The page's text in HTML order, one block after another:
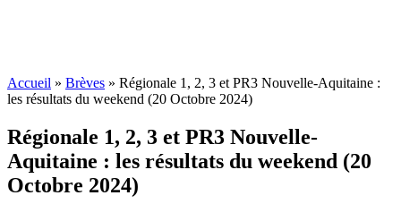
Accueil » Brèves » Régionale 1, 2, 3 et PR3 Nouvelle-Aquitaine :
les résultats du weekend (20 Octobre 2024)
Régionale 1, 2, 3 et PR3 Nouvelle-
Aquitaine : les résultats du weekend (20
Octobre 2024)